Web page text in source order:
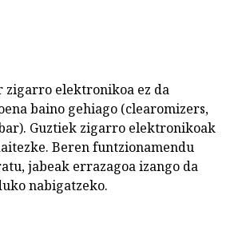
zigarro elektronikoa ez da
baino gehiago (clearomizers,
Guztiek zigarro elektronikoak
Beren funtzionamendu
jabeak errazagoa izango da
nabigatzeko.